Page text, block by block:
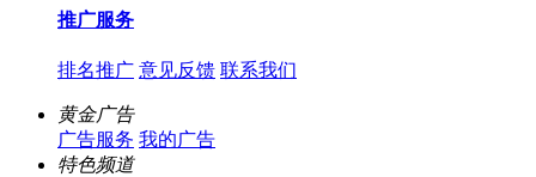
推广服务
排名推广 意见反馈 联系我们
黄金广告
广告服务 我的广告
特色频道